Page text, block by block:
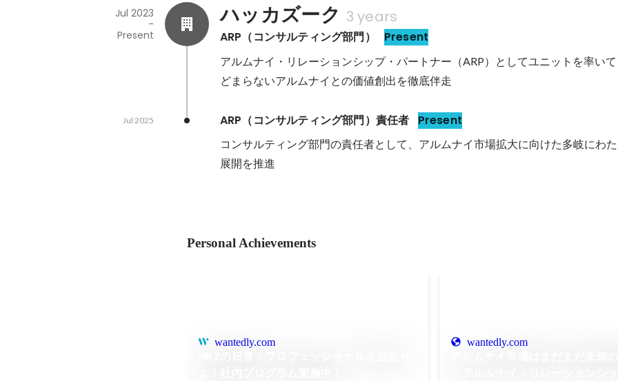
ハッカズーク 3 years
ARP（コンサルティング部門） Present
Jul 2023
-
Present
アルムナイ・リレーションシップ・パートナー（ARP）としてユニットを率い
どまらないアルムナイとの価値創出を徹底伴走
ARP（コンサルティング部門）責任者 Present
Jul 2025
コンサルティング部門の責任者として、アルムナイ市場拡大に向けた多岐にわ
展開を推進
Personal Achievements
wantedly.com wantedly.com